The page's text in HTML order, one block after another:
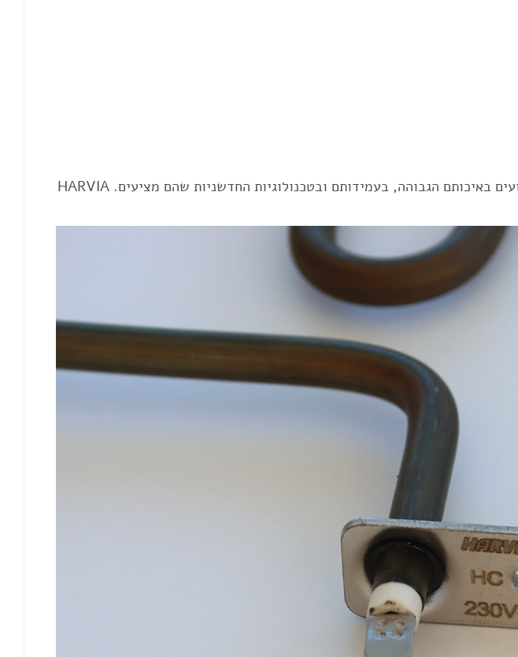
Harvia היא חברה בעלת שם עולמי בייצור פתרונות חימום לסאונות. המוצרים שלהם ידועים באיכותם הגבוהה, בעמידותם ובטכנולוגיות החדשניות שהם מציעים. HARVIA